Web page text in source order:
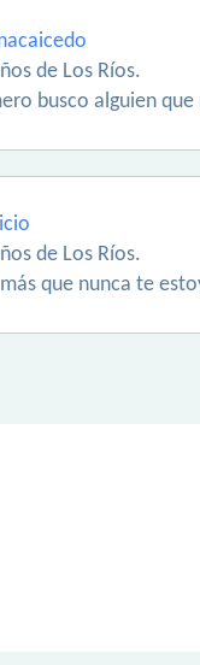
de Los Ríos.
busco alguien
de Los Ríos.
que nunca te